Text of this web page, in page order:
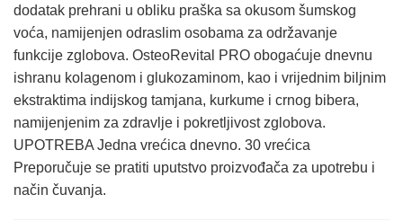
dodatak prehrani u obliku praška sa okusom šumskog
voća, namijenjen odraslim osobama za održavanje
funkcije zglobova. OsteoRevital PRO obogaćuje dnevnu
ishranu kolagenom i glukozaminom, kao i vrijednim biljnim
ekstraktima indijskog tamjana, kurkume i crnog bibera,
namijenjenim za zdravlje i pokretljivost zglobova.
UPOTREBA Jedna vrećica dnevno. 30 vrećica
Preporučuje se pratiti uputstvo proizvođača za upotrebu i
način čuvanja.